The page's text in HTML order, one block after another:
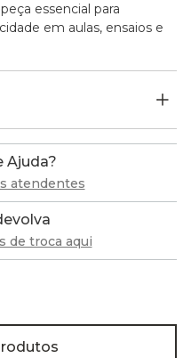
essencial para
em aulas, ensaios e
Ajuda?
atendentes
de troca aqui